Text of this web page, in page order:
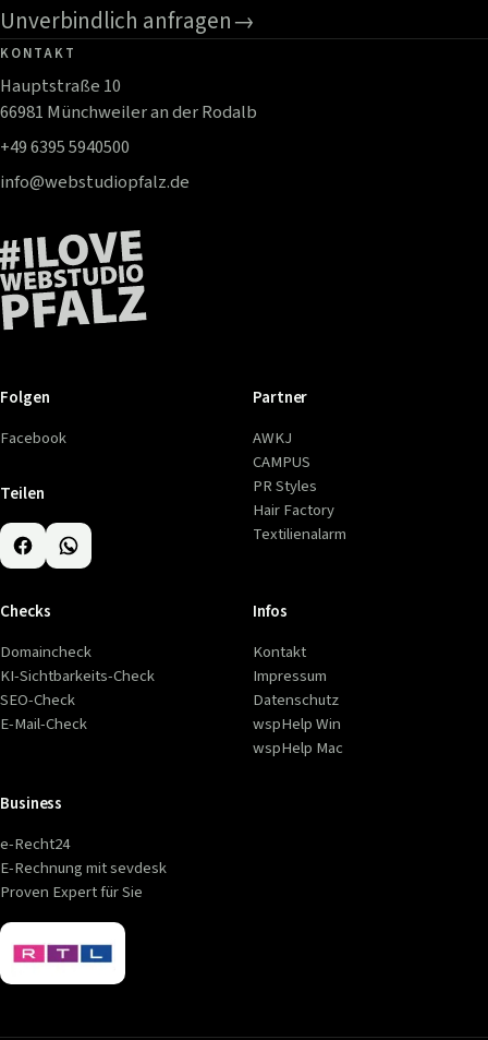
Unverbindlich anfragen→
KONTAKT
Hauptstraße 10
66981 Münchweiler an der Rodalb
+49 6395 5940500
info@webstudiopfalz.de
Folgen
Facebook
Teilen
Partner
AWKJ
CAMPUS
PR Styles
Hair Factory
Textilienalarm
Checks
Domaincheck
KI-Sichtbarkeits-Check
SEO-Check
E-Mail-Check
Infos
Kontakt
Impressum
Datenschutz
wspHelp Win
wspHelp Mac
Business
e-Recht24
E-Rechnung mit sevdesk
Proven Expert für Sie